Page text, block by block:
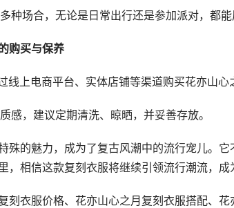
种场合，无论是日常出行还是参加派对，都能
购买与保养
线上电商平台、实体店铺等渠道购买花亦山心
感，建议定期清洗、晾晒，并妥善存放。
殊的魅力，成为了复古风潮中的流行宠儿。
，相信这款复刻衣服将继续引领流行潮流，成
刻衣服价格、花亦山心之月复刻衣服搭配、